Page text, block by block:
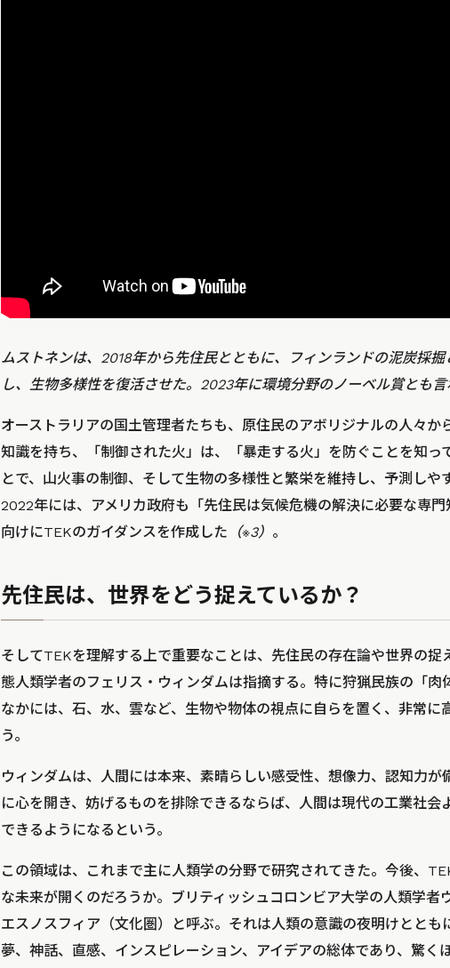
ムストネンは、2018年から先住民とともに、フィンランドの泥炭採
し、生物多様性を復活させた。2023年に環境分野のノーベル賞とも言
オーストラリアの国土管理者たちも、原住民のアボリジナルの人々か
知識を持ち、「制御された火」は、「暴走する火」を防ぐことを知っ
とで、山火事の制御、そして生物の多様性と繁栄を維持し、予測しや
2022年には、アメリカ政府も「先住民は気候危機の解決に必要な専
向けにTEKのガイダンスを作成した （※3） 。
先住民は、世界をどう捉えているか？
そしてTEKを理解する上で重要なことは、先住民の存在論や世界の
態人類学者のフェリス・ウィンダムは指摘する。特に狩猟民族の「肉
なかには、石、水、雲など、生物や物体の視点に自らを置く、非常
う。
ウィンダムは、人間には本来、素晴らしい感受性、想像力、認知力
に心を開き、妨げるものを排除できるならば、人間は現代の工業社
できるようになるという。
この領域は、これまで主に人類学の分野で研究されてきた。今後、
な未来が開くのだろうか。ブリティッシュコロンビア大学の人類学者
エスノスフィア（文化圏）と呼ぶ。それは人類の意識の夜明けととも
夢、神話、直感、インスピレーション、アイデアの総体であり、驚く